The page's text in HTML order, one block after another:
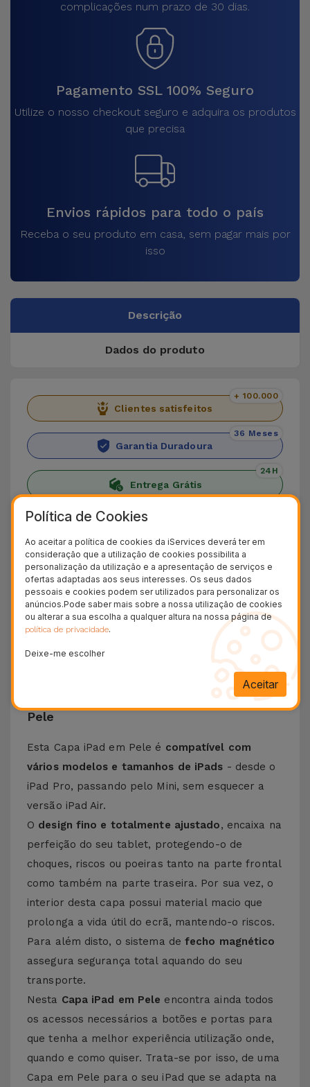
complicações num prazo de 30 dias.
Pagamento SSL 100% Seguro
Utilize o nosso checkout seguro e adquira os produtos
que precisa
Envios rápidos para todo o país
Receba o seu produto em casa, sem pagar mais por
isso
Descrição
Dados do produto
Clientes satisfeitos
+ 100.000
Garantia Duradoura
36 Meses
Entrega Grátis
24H
Conheça a Capa iPad em Pele
Apresentamos aCapa para iPad em Peleque é
o cocktail perfeito entre durabilidade,
funcionalidade e proteção com estilo. Criada a
partir de pele commateriais de alta qualidade,
esta capa para tablet tem toque suave,
acabamentos elegantes e super resistentes ao
Características da Capa para iPad em
Pele
Esta Capa iPad em Pele é compatível com
vários modelos e tamanhos de iPads - desde o
iPad Pro, passando pelo Mini, sem esquecer a
versão iPad Air.
O design fino e totalmente ajustado, encaixa na
perfeição do seu tablet, protegendo-o de
choques, riscos ou poeiras tanto na parte frontal
como também na parte traseira. Por sua vez, o
interior desta capa possui material macio que
prolonga a vida útil do ecrã, mantendo-o riscos.
Para além disto, o sistema defecho magnético
assegura segurança total aquando do seu
transporte.
Nesta Capa iPad em Pele encontra ainda todos
os acessos necessários a botões e portas para
que tenha a melhor experiência utilização onde,
quando e como quiser. Trata-se por isso, de uma
Capa em Pele para o seu iPad que se adapta na
Política de Cookies
Ao aceitar a política de cookies da iServices deverá ter em
consideração que a utilização de cookies possibilita a
personalização da utilização e a apresentação de serviços e
ofertas adaptadas aos seus interesses. Os seus dados
pessoais e cookies podem ser utilizados para personalizar os
anúncios.Pode saber mais sobre a nossa utilização de cookies
ou alterar a sua escolha a qualquer altura na nossa página de
política de privacidade.
Deixe-me escolher
Aceitar